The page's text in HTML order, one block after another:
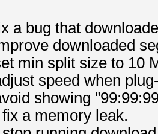
a bug that
downloaded
min split size to 10
speed when
showing
a memory leak.